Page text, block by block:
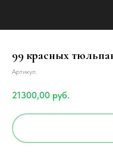
99 красных
Артикул:
21300,00 руб.